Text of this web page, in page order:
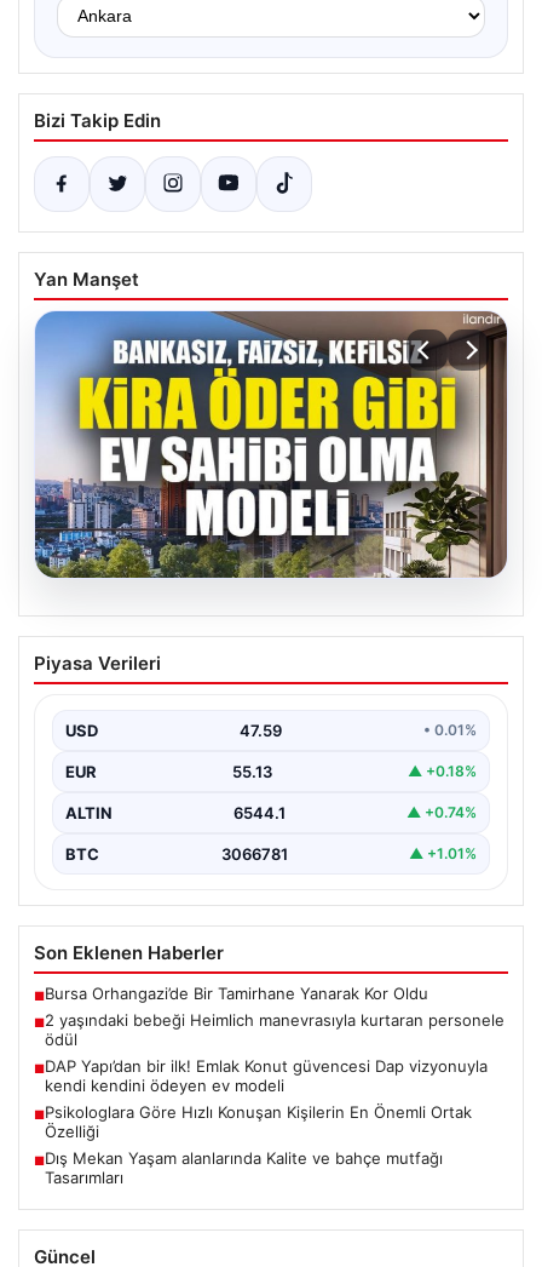
Bizi Takip Edin
Yan Manşet
Psikologlara Göre Hızlı Konuşan
Kişilerin En Önemli Ortak Özelliği
tempoda konuşan kişilerin genellikle heyecanlı ya da…
Piyasa Verileri
USD 47.59 • 0.01%
EUR 55.13 ▲ +0.18%
ALTIN 6544.1 ▲ +0.74%
BTC 3066781 ▲ +1.01%
Son Eklenen Haberler
■Bursa Orhangazi’de Bir Tamirhane Yanarak Kor Oldu
■2 yaşındaki bebeği Heimlich manevrasıyla kurtaran personele
ödül
■DAP Yapı’dan bir ilk! Emlak Konut güvencesi Dap vizyonuyla
kendi kendini ödeyen ev modeli
■Psikologlara Göre Hızlı Konuşan Kişilerin En Önemli Ortak
Özelliği
■Dış Mekan Yaşam alanlarında Kalite ve bahçe mutfağı
Tasarımları
Güncel